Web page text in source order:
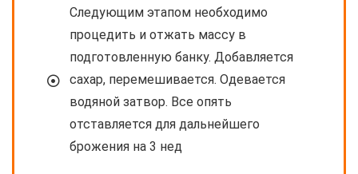
Следующим этапом необходимо
процедить и отжать массу в
подготовленную банку. Добавляется
сахар, перемешивается. Одевается
водяной затвор. Все опять
отставляется для дальнейшего
брожения на 3 нед